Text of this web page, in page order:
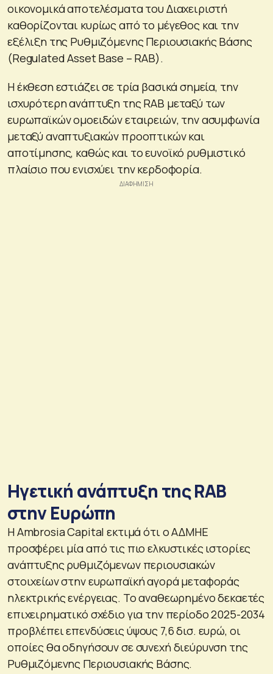
οικονομικά αποτελέσματα του Διαχειριστή
καθορίζονται κυρίως από το μέγεθος και την
εξέλιξη της Ρυθμιζόμενης Περιουσιακής Βάσης
(Regulated Asset Base – RAB).
Η έκθεση εστιάζει σε τρία βασικά σημεία, την
ισχυρότερη ανάπτυξη της RAB μεταξύ των
ευρωπαϊκών ομοειδών εταιρειών, την ασυμφωνία
μεταξύ αναπτυξιακών προοπτικών και
αποτίμησης, καθώς και το ευνοϊκό ρυθμιστικό
πλαίσιο που ενισχύει την κερδοφορία.
Ηγετική ανάπτυξη της RAB
στην Ευρώπη
Η Ambrosia Capital εκτιμά ότι ο ΑΔΜΗΕ
προσφέρει μία από τις πιο ελκυστικές ιστορίες
ανάπτυξης ρυθμιζόμενων περιουσιακών
στοιχείων στην ευρωπαϊκή αγορά μεταφοράς
ηλεκτρικής ενέργειας. Το αναθεωρημένο δεκαετές
επιχειρηματικό σχέδιο για την περίοδο 2025-2034
προβλέπει επενδύσεις ύψους 7,6 δισ. ευρώ, οι
οποίες θα οδηγήσουν σε συνεχή διεύρυνση της
Ρυθμιζόμενης Περιουσιακής Βάσης.